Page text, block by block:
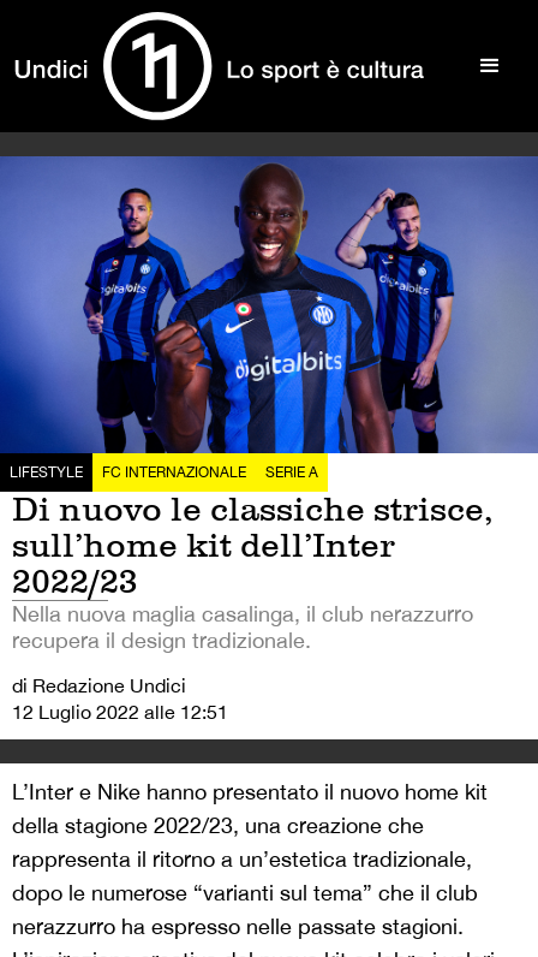
LIFESTYLE FC INTERNAZIONALE SERIE A
Di nuovo le classiche strisce,
sull’home kit dell’Inter
2022/23
Nella nuova maglia casalinga, il club nerazzurro
recupera il design tradizionale.
di Redazione Undici
12 Luglio 2022 alle 12:51
L’Inter e Nike hanno presentato il nuovo home kit
della stagione 2022/23, una creazione che
rappresenta il ritorno a un’estetica tradizionale,
dopo le numerose “varianti sul tema” che il club
nerazzurro ha espresso nelle passate stagioni.